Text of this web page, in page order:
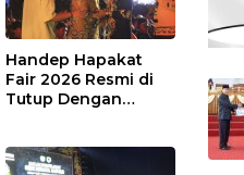
Handep Hapakat
Fair 2026 Resmi di
Tutup Dengan